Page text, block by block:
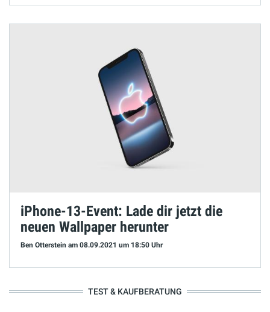
iPhone-13-Event: Lade dir jetzt die
neuen Wallpaper herunter
Ben Otterstein am 08.09.2021 um 18:50 Uhr
TEST & KAUFBERATUNG